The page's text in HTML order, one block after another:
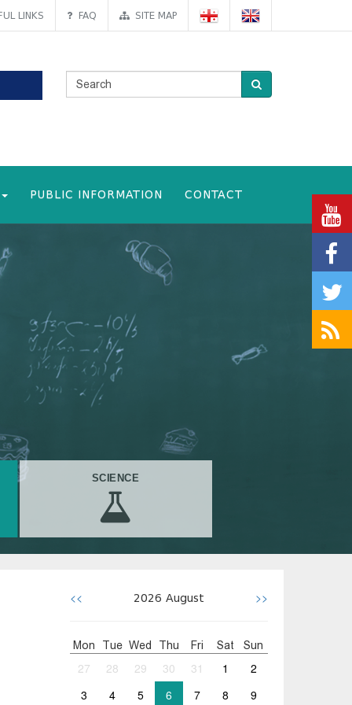
LINKS FAQ SITE MAP
PUBLIC INFORMATION CONTACT
SCIENCE
<< 2026 August >>
Mon Tue Wed Thu Fri Sat Sun
27 28 29 30 31 1
2
3
4 5 6 7 8
9